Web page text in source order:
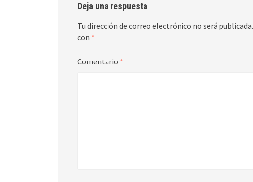
Deja una respuesta
Tu dirección de correo electrónico no será publicada.
con *
Comentario *